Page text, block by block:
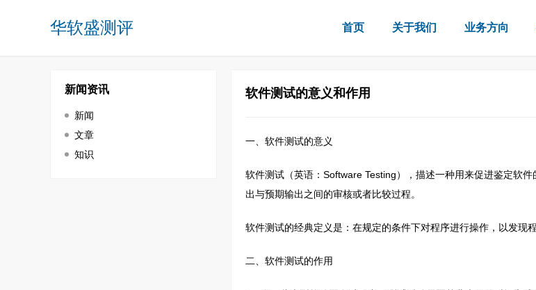
华软盛测评 首页 关于我们 业务方向
新闻资讯
新闻
文章
知识
软件测试的意义和作用
一、软件测试的意义
软件测试（英语：Software Testing），描述一种用来促进鉴定软
出与预期输出之间的审核或者比较过程。
软件测试的经典定义是：在规定的条件下对程序进行操作，以发现
二、软件测试的作用